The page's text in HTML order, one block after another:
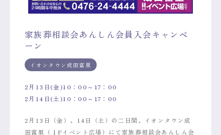
家族葬相談会あんしん会員入会キャンペ
ーン
イオンタウン成田富里
2月13日(金)10：00～17：00
2月14日(土)10：00～17：00
2月13日（金）、14日（土）の二日間、イオンタウン成
田富里（１Fイベント広場）にて家族葬相談会あんしん会